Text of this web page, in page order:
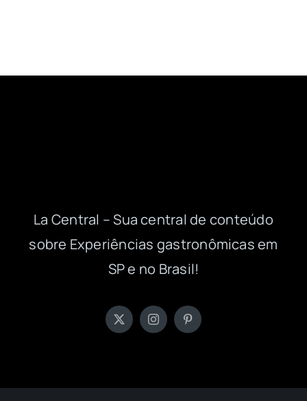
La Central – Sua central de conteúdo
sobre Experiências gastronômicas em
SP e no Brasil!